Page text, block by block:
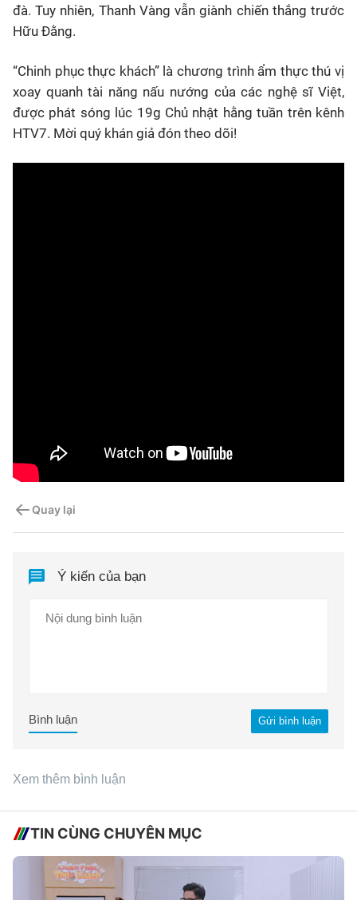
đà. Tuy nhiên, Thanh Vàng vẫn giành chiến thắng trước
Hữu Đằng.
“Chinh phục thực khách” là chương trình ẩm thực thú vị
xoay quanh tài năng nấu nướng của các nghệ sĩ Việt,
được phát sóng lúc 19g Chủ nhật hằng tuần trên kênh
HTV7. Mời quý khán giả đón theo dõi!
Quay lại
Ý kiến của bạn
Gửi bình luận
Bình luận
Xem thêm bình luận
TIN CÙNG CHUYÊN MỤC